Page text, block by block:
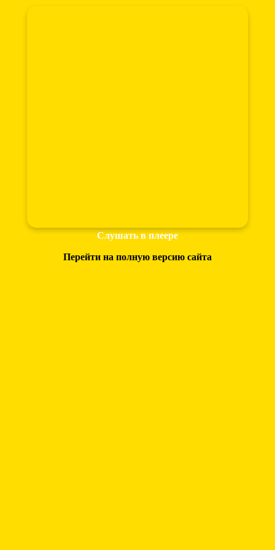
Слушать в плеере
Перейти на полную версию сайта